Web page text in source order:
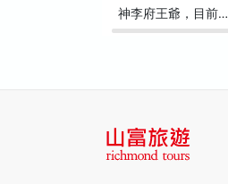
神李府王爺，目前…